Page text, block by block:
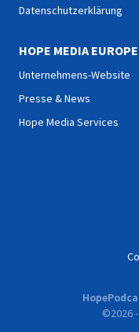
Datenschutzerklärung
HOPE MEDIA EUROPE
Unternehmens-Website
Presse & News
Hope Media Services
©2026-